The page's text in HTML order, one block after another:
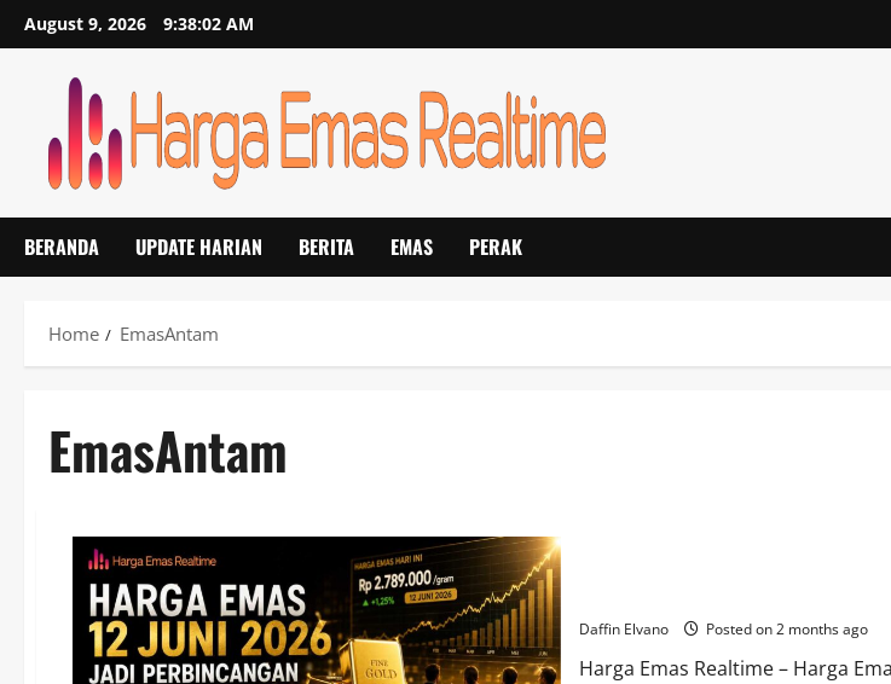
Skip
to
August 9, 2026 9:38:02 AM
BERANDA UPDATE HARIAN BERITA EMAS PERAK
Home EmasAntam
EmasAntam
Daffin Elvano Posted on 2 months ago
Harga Emas Realtime – Harga